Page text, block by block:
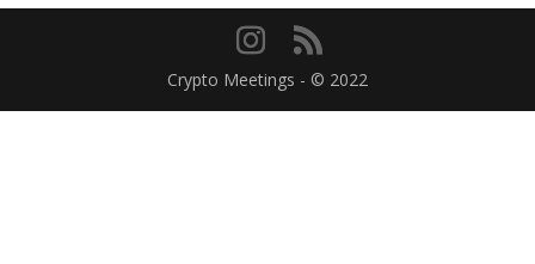
Crypto Meetings - © 2022